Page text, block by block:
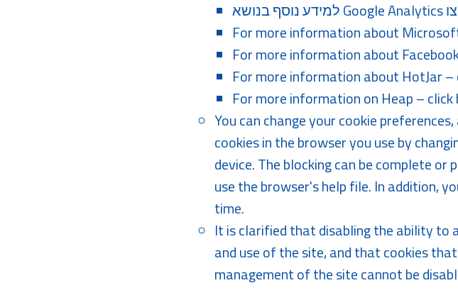
For more information about
For more information about
For more information about HotJar –
For more information on Heap – click
You can change your cookie
cookies in the browser you use by
device. The blocking can be complete
use the browser's help file. In addition,
time.
It is clarified that disabling the ability to
and use of the site, and that cookies
management of the site cannot be